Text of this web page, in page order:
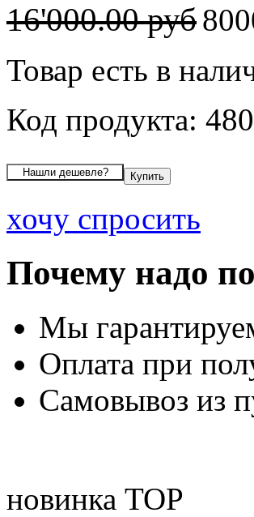
16'000.00 руб
Товар есть в
Код продукта:
хочу спросить
Почему надо
Мы
Оплата при
Самовывоз из
новинка TOP